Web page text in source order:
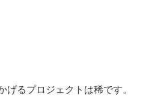
げるプロジェクトは稀です。